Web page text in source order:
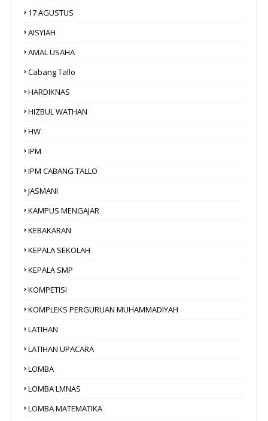
17 AGUSTUS
AISYIAH
AMAL USAHA
Cabang Tallo
HARDIKNAS
HIZBUL WATHAN
HW
IPM
IPM CABANG TALLO
JASMANI
KAMPUS MENGAJAR
KEBAKARAN
KEPALA SEKOLAH
KEPALA SMP
KOMPETISI
KOMPLEKS PERGURUAN MUHAMMADIYAH
LATIHAN
LATIHAN UPACARA
LOMBA
LOMBA LMNAS
LOMBA MATEMATIKA